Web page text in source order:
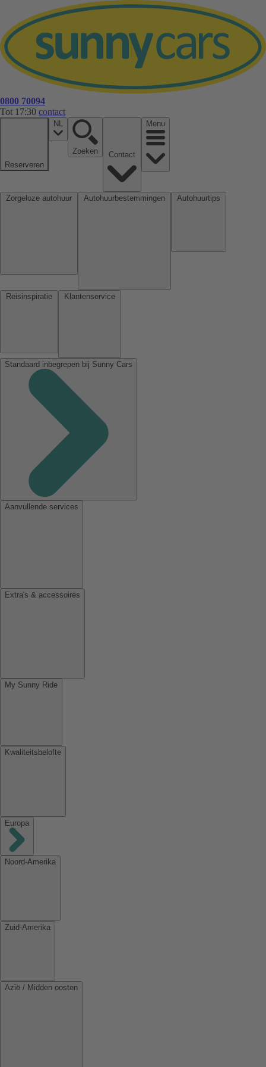
0800 70094
Tot 17:30 contact
Reserveren
NL
Zoeken
Menu
Standaard inbegrepen bij Sunny Cars
Aanvullende services
Extra's & accessoires
My Sunny Ride
Kwaliteitsbelofte
Europa
Noord-Amerika
Zuid-Amerika
Azië / Midden oosten